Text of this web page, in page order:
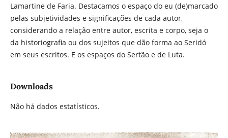
Lamartine de Faria. Destacamos o espaço do eu (de)marcado
pelas subjetividades e significações de cada autor,
considerando a relação entre autor, escrita e corpo, seja o
da historiografia ou dos sujeitos que dão forma ao Seridó
em seus escritos. E os espaços do Sertão e de Luta.
Downloads
Não há dados estatísticos.